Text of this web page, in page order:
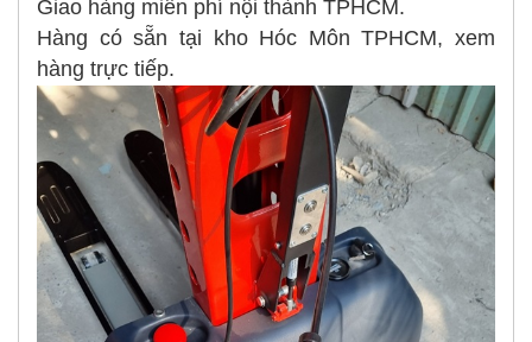
Giao hàng miễn phí nội thành TPHCM.
Hàng có sẵn tại kho Hóc Môn TPHCM, xem
hàng trực tiếp.